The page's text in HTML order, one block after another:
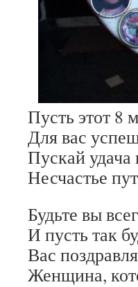
Пусть этот 8
Для вас
Пускай удача
Несчастье
Будьте вы
И пусть так
Вас
Женщина,